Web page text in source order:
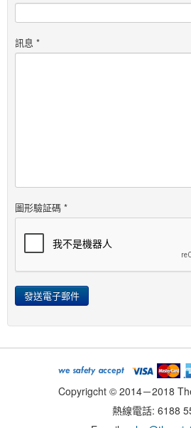
訊息 *
圖形驗証碼 *
發送電子郵件
Copyrigcht © 2014－2018
熱線電話: 6188